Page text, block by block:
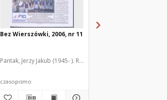
Bez Wierszówki, 2006, nr 11
Pantak, Jerzy Jakub (1945- ). Red.
czasopismo